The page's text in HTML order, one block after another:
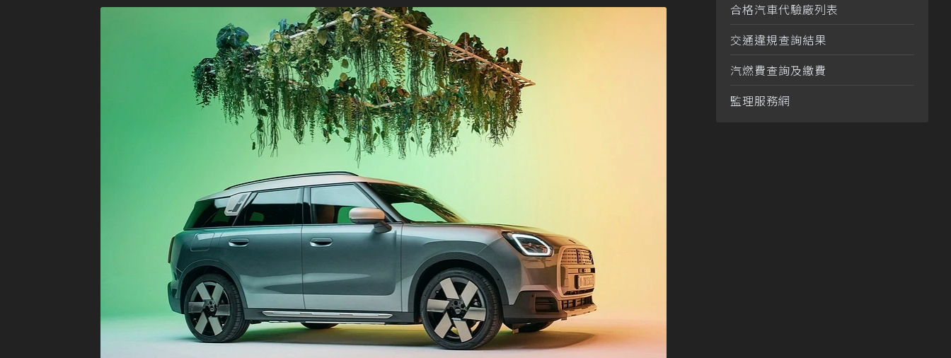
合格汽車代驗廠列表
交通違規查詢結果
汽燃費查詢及繳費
監理服務網